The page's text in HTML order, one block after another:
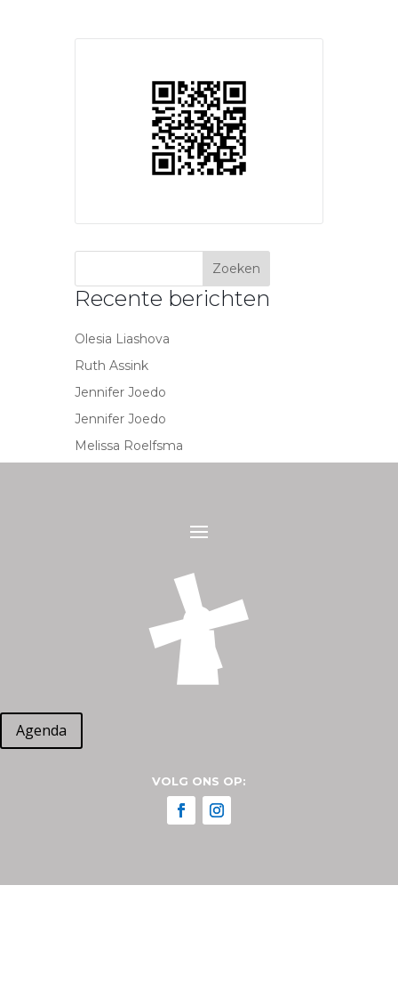
Recente berichten
Olesia Liashova
Ruth Assink
Jennifer Joedo
Jennifer Joedo
Melissa Roelfsma
Agenda
VOLG ONS OP: